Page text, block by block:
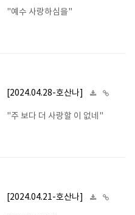
"예수 사랑하심을"
[2024.04.28-호산나]
"주 보다 더 사랑할 이 없네"
[2024.04.21-호산나]